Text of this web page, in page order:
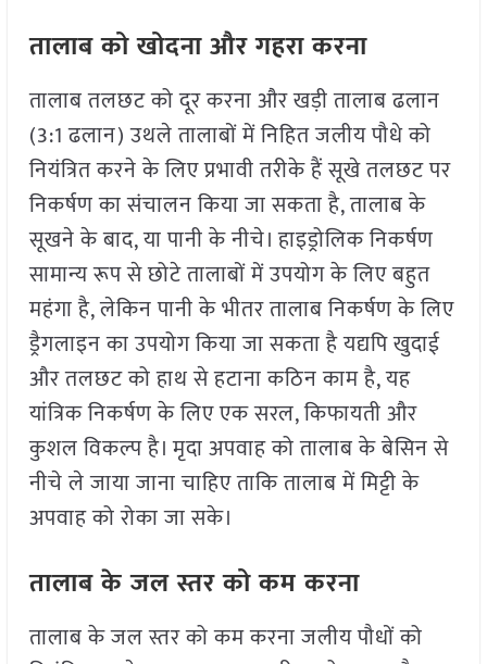
तालाब को खोदना और गहरा करना
तालाब तलछट को दूर करना और खड़ी तालाब ढलान
(3:1 ढलान) उथले तालाबों में निहित जलीय पौधे को
नियंत्रित करने के लिए प्रभावी तरीके हैं सूखे तलछट पर
निकर्षण का संचालन किया जा सकता है, तालाब के
सूखने के बाद, या पानी के नीचे। हाइड्रोलिक निकर्षण
सामान्य रूप से छोटे तालाबों में उपयोग के लिए बहुत
महंगा है, लेकिन पानी के भीतर तालाब निकर्षण के लिए
ड्रैगलाइन का उपयोग किया जा सकता है यद्यपि खुदाई
और तलछट को हाथ से हटाना कठिन काम है, यह
यांत्रिक निकर्षण के लिए एक सरल, किफायती और
कुशल विकल्प है। मृदा अपवाह को तालाब के बेसिन से
नीचे ले जाया जाना चाहिए ताकि तालाब में मिट्टी के
अपवाह को रोका जा सके।
तालाब के जल स्तर को कम करना
तालाब के जल स्तर को कम करना जलीय पौधों को